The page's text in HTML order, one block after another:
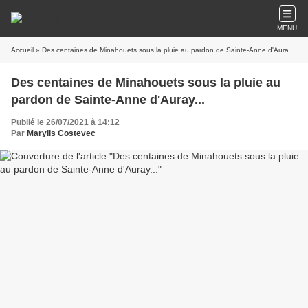
MENU
Accueil » Des centaines de Minahouets sous la pluie au pardon de Sainte-Anne d'Auray...
Des centaines de Minahouets sous la pluie au
pardon de Sainte-Anne d'Auray...
Publié le 26/07/2021 à 14:12
Par Marylis Costevec